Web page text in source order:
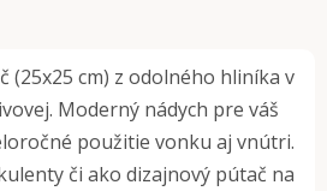
(25x25 cm) z odolného hliníka v
Moderný nádych pre váš
použitie vonku aj vnútri.
či ako dizajnový pútač na